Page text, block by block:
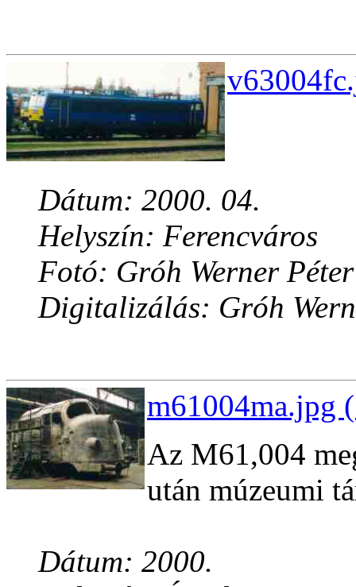
Dátum: 2000. 04.
Helyszín: Ferencváros
Fotó: Gróh Werner Péter
Digitalizálás: Gróh
m61004ma.jpg
Az M61,004
után múzeumi
Dátum: 2000.